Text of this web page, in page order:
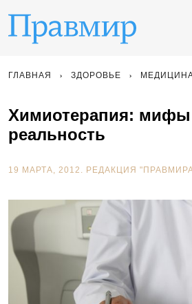
ГЛАВНАЯ ЗДОРОВЬЕ
Химиотерапия:
реальность
19 МАРТА, 2012. РЕДАКЦИЯ